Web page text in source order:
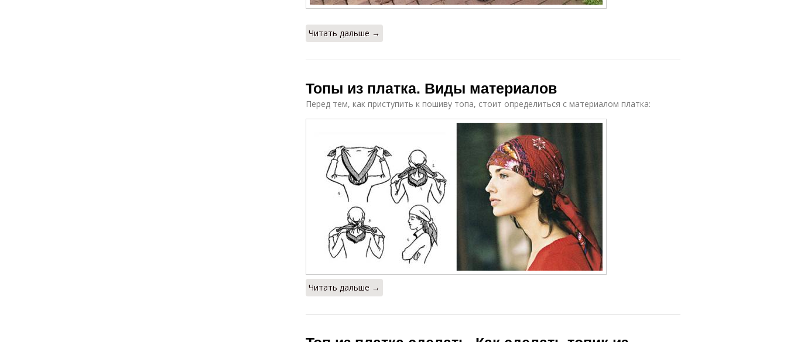
Читать дальше →
Топы из платка. Виды материалов
Перед тем, как приступить к пошиву топа, стоит определиться с материалом платка:
Читать дальше →